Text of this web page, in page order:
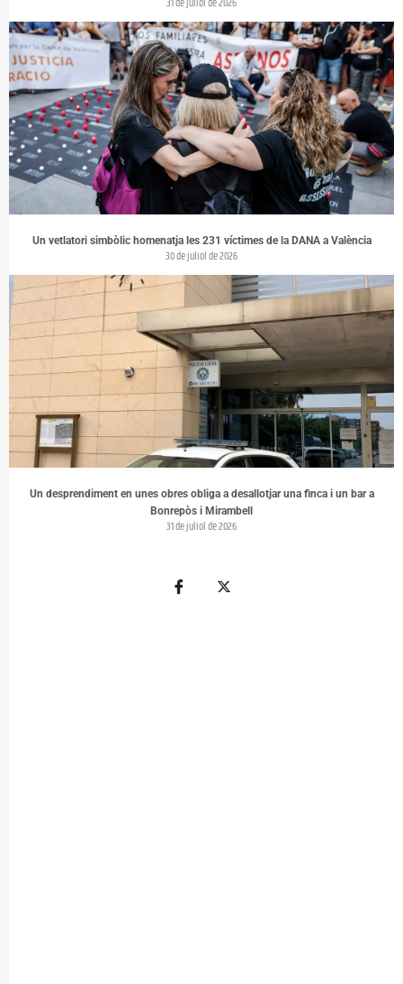
Un vetlatori simbòlic homenatja les 231 víctimes de la DANA a València
30 de juliol de 2026
Un desprendiment en unes obres obliga a desallotjar una finca i un bar a
Bonrepòs i Mirambell
31 de juliol de 2026